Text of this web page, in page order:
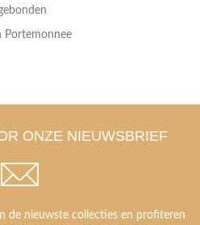
Portemonnee
ONZE NIEUWSBRIEF
de nieuwste collecties en profiteren